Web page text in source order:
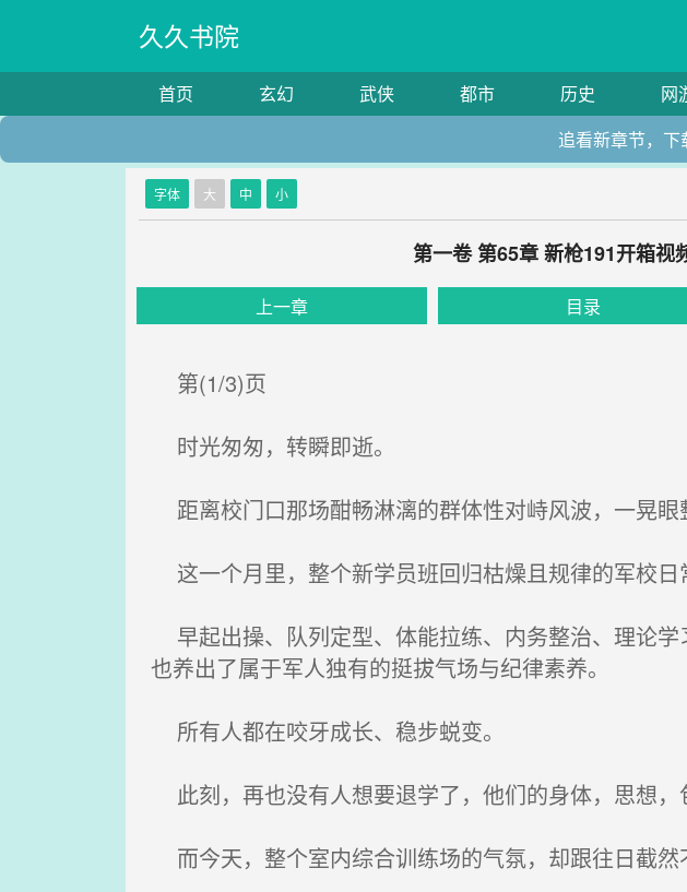
久久书院
首页 玄幻 武侠 都市 历史 网
追看新章节，
字体 大 中 小
第一卷 第65章 新枪191开箱视
上一章 目录
第(1/3)页
时光匆匆，转瞬即逝。
距离校门口那场酣畅淋漓的群体性对峙风波，一晃眼
这一个月里，整个新学员班回归枯燥且规律的军校日
早起出操、队列定型、体能拉练、内务整治、理论学
也养出了属于军人独有的挺拔气场与纪律素养。
所有人都在咬牙成长、稳步蜕变。
此刻，再也没有人想要退学了，他们的身体，思想，
而今天，整个室内综合训练场的气氛，却跟往日截然